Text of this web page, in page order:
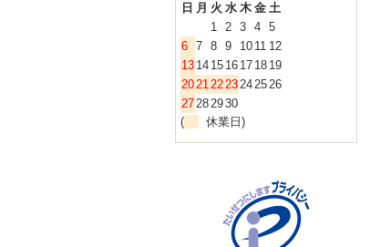
日 月 火 水 木 金 土
1 2 3 4 5
6 7 8 9 10 11 12
13 14 15 16 17 18 19
20212223242526
27282930
(
休業日)